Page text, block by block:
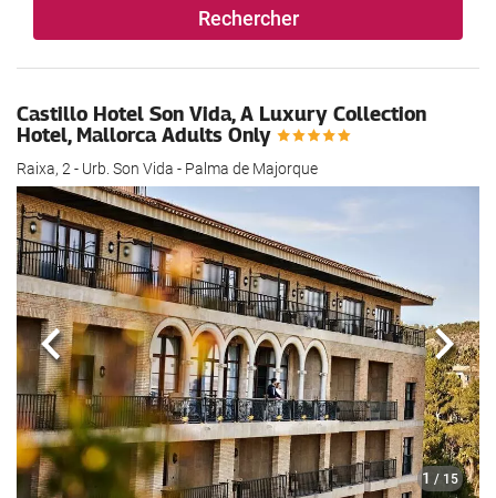
Rechercher
Castillo Hotel Son Vida, A Luxury Collection
Hotel, Mallorca Adults Only
Raixa, 2 - Urb. Son Vida - Palma de Majorque
1 / 15
Précédent